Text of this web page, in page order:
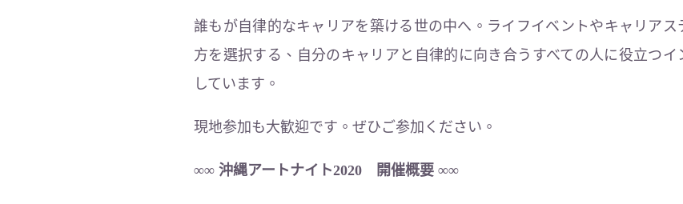
誰もが自律的なキャリアを築ける世の中へ。ライフイベントやキャリア
方を選択する、自分のキャリアと自律的に向き合うすべての人に役立つ
しています。
現地参加も大歓迎です。ぜひご参加ください。
∞∞ 沖縄アートナイト2020 開催概要 ∞∞